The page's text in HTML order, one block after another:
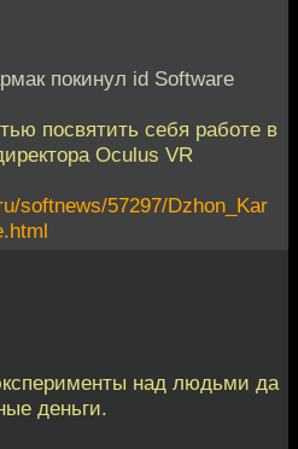
покинул id Software
посвятить себя работе в
Oculus VR
softnews/57297/Dzhon_Kar
над людьми да
деньги.